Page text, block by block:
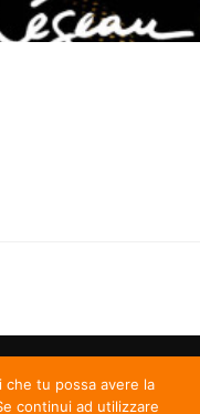
che tu possa avere la
continui ad utilizzare